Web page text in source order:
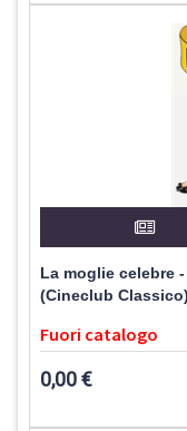
La moglie celebre
(Cineclub Classico)
Fuori catalogo
0,00 €